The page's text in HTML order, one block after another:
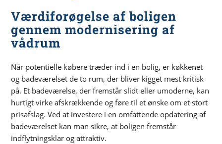
Værdiforøgelse af boligen
gennem modernisering af
vådrum
Når potentielle købere træder ind i en bolig, er køkkenet
og badeværelset de to rum, der bliver kigget mest kritisk
på. Et badeværelse, der fremstår slidt eller umoderne, kan
hurtigt virke afskrækkende og føre til et ønske om et stort
prisafslag. Ved at investere i en omfattende opdatering af
badeværelset kan man sikre, at boligen fremstår
indflytningsklar og attraktiv.